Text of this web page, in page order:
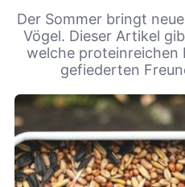
Der Sommer bringt
Vögel. Dieser Artikel
welche proteinreichen
gefiederten